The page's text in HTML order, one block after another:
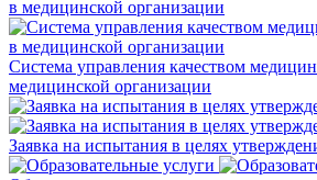
Система управления качеством
медицинской организации
Заявка на испытания в целях